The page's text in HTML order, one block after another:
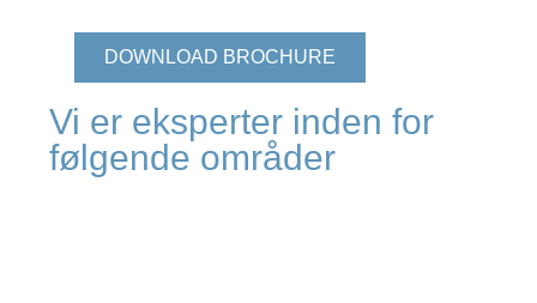
DOWNLOAD BROCHURE
Vi er eksperter inden for
følgende områder